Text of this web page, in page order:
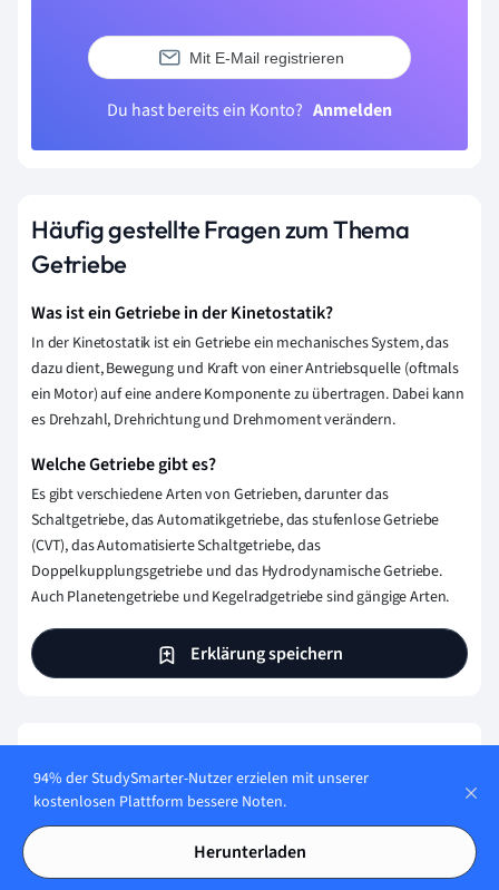
Mit E-Mail registrieren
Du hast bereits ein Konto? Anmelden
Häufig gestellte Fragen zum Thema
Getriebe
Was ist ein Getriebe in der Kinetostatik?
In der Kinetostatik ist ein Getriebe ein mechanisches System, das
dazu dient, Bewegung und Kraft von einer Antriebsquelle (oftmals
ein Motor) auf eine andere Komponente zu übertragen. Dabei kann
es Drehzahl, Drehrichtung und Drehmoment verändern.
Welche Getriebe gibt es?
Es gibt verschiedene Arten von Getrieben, darunter das
Schaltgetriebe, das Automatikgetriebe, das stufenlose Getriebe
(CVT), das Automatisierte Schaltgetriebe, das
Doppelkupplungsgetriebe und das Hydrodynamische Getriebe.
Auch Planetengetriebe und Kegelradgetriebe sind gängige Arten.
Erklärung speichern
korrekt und vertrauenswürdig ist?
Bei StudySmarter haben wir eine Lernplattform geschaffen,
die Millionen von Studierende unterstützt. Lerne die
Menschen kennen, die hart daran arbeiten, Fakten
94% der StudySmarter-Nutzer erzielen mit unserer
kostenlosen Plattform bessere Noten.
Herunterladen